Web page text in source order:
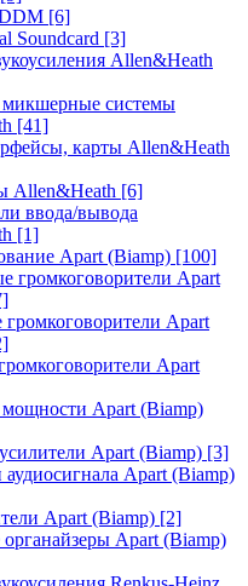
[6]
Soundcard [3]
Allen&Heath
системы
[41]
карты Allen&Heath
Allen&Heath [6]
ввода/вывода
[1]
Apart (Biamp) [100]
громкоговорители Apart
Apart
Apart
Apart (Biamp)
Apart (Biamp) [3]
Apart (Biamp)
Apart (Biamp) [2]
Apart (Biamp)